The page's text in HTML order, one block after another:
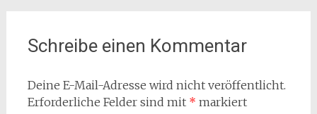
Schreibe einen Kommentar
Deine E-Mail-Adresse wird nicht veröffentlicht.
Erforderliche Felder sind mit * markiert